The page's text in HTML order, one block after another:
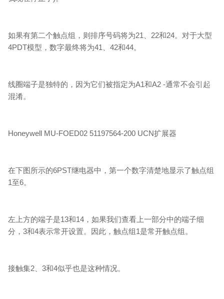
如果有第二个触点组，则排序号码将为21、22和24。对于大型
4PDT模型，数字最终将为41、42和44。
线圈端子是独特的，因为它们被指定为A1和A2 -通常不会引起
混淆。
Honeywell MU-FOED02 51197564-200 UCN扩展器
在下图所示的6PST继电器中，第一个数字清楚地显示了触点组
1至6。
左上方的端子是13和14，如果我们查看上一部分中的端子细
分，3和4表示常开设置。因此，触点组1是常开触点组。
接触集2、3和4似乎也是这种情况。